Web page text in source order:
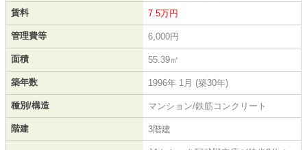
賃料 7.5万円
管理費等 6,000円
面積 55.39㎡
築年数 1996年 1月 (築30年)
種別/構造 マンション/鉄筋コンクリート
階建 3階建